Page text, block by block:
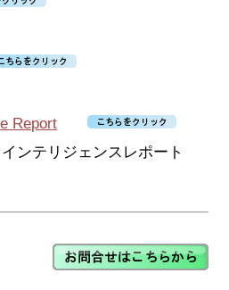
Cities - South Bay
Report
ンテリジェンスレポート